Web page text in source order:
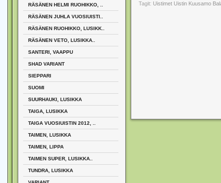
RÄSÄNEN HELMI RUOHIKKO, ..
RÄSÄNEN JUHLA VUOSIUISTI..
RÄSÄNEN RUOHIKKO, LUSIKK..
RÄSÄNEN VETO, LUSIKKA..
SANTERI, VAAPPU
SHAD VARIANT
SIEPPARI
SUOMI
SUURHAUKI, LUSIKKA
TAIGA, LUSIKKA
TAIGA VUOSIUISTIN 2012, ..
TAIMEN, LUSIKKA
TAIMEN, LIPPA
TAIMEN SUPER, LUSIKKA..
TUNDRA, LUSIKKA
Tagit: Uistimet Uistin Kuusamo